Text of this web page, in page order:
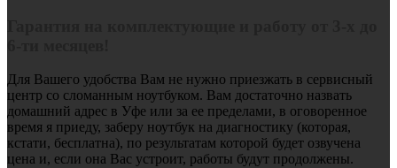
Для Вашего удобства Вам не нужно приезжать в сервисный
центр со сломанным ноутбуком. Вам достаточно назвать
домашний адрес в Уфе или за ее пределами, в оговоренное
время я приеду, заберу ноутбук на диагностику (которая,
кстати, бесплатна), по результатам которой будет озвучена
цена и, если она Вас устроит, работы будут продолжены.